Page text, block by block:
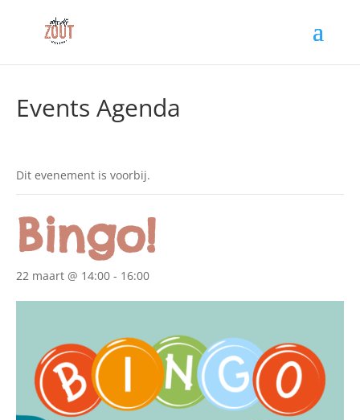
Events Agenda
Dit evenement is voorbij.
Bingo!
22 maart @ 14:00 - 16:00